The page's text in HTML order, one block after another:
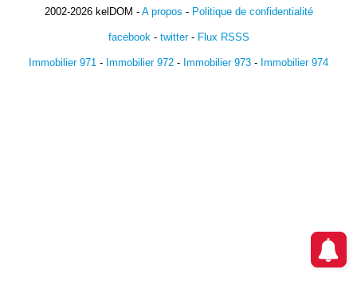
2002-2026 kelDOM - A propos - Politique de confidentialité
facebook- twitter- Flux RSSS
Immobilier 971 - Immobilier 972 - Immobilier 973 - Immobilier 974